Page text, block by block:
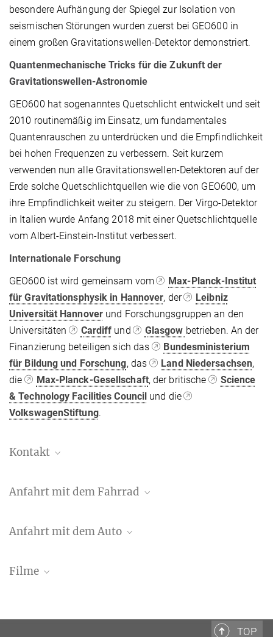
besondere Aufhängung der Spiegel zur Isolation von
seismischen Störungen wurden zuerst bei GEO600 in
einem großen Gravitationswellen-Detektor demonstriert.
Quantenmechanische Tricks für die Zukunft der
Gravitationswellen-Astronomie
GEO600 hat sogenanntes Quetschlicht entwickelt und seit
2010 routinemäßig im Einsatz, um fundamentales
Quantenrauschen zu unterdrücken und die Empfindlichkeit
bei hohen Frequenzen zu verbessern. Seit kurzem
verwenden nun alle Gravitationswellen-Detektoren auf der
Erde solche Quetschlichtquellen wie die von GEO600, um
ihre Empfindlichkeit weiter zu steigern. Der Virgo-Detektor
in Italien wurde Anfang 2018 mit einer Quetschlichtquelle
vom Albert-Einstein-Institut verbessert.
Internationale Forschung
GEO600 ist wird gemeinsam vom
Max-Planck-Institut
für Gravitationsphysik in Hannover, der
Leibniz
Universität Hannover und Forschungsgruppen an den
Universitäten
Cardiff und Glasgow betrieben. An der
Finanzierung beteiligen sich das
Bundesministerium
für Bildung und Forschung, das Land Niedersachsen,
die
Max-Planck-Gesellschaft, der britische
Science
& Technology Facilities Council und die
VolkswagenStiftung.
Kontakt
Referent für Presse- und Öffentlichkeitsarbeit
Max-Planck-Institut für Gravitationsphysik, Hannover
Anfahrt mit dem Fahrrad
Anfahrt mit dem Auto
Filme
TOP